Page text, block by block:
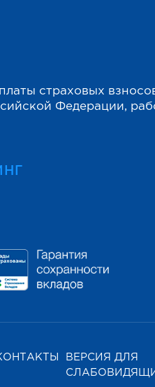
страховых
Федерации,
ВЕРСИЯ ДЛЯ